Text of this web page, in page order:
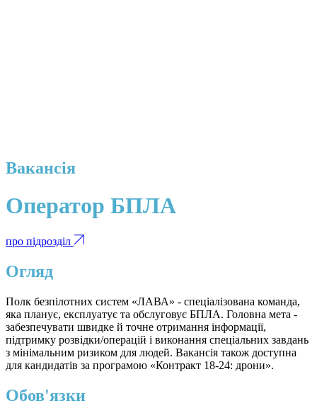
Вакансія
Оператор БПЛА
про підрозділ
Огляд
Полк безпілотних систем «ЛАВА» - спеціалізована команда,
яка планує, експлуатує та обслуговує БПЛА. Головна мета -
забезпечувати швидке й точне отримання інформації,
підтримку розвідки/операцій і виконання спеціальних завдань
з мінімальним ризиком для людей. Вакансія також доступна
для кандидатів за програмою «Контракт 18-24: дрони».
Обов'язки